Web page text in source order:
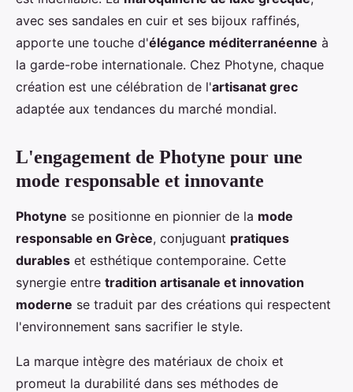
avec ses sandales en cuir et ses bijoux raffinés,
apporte une touche d'élégance méditerranéenne à
la garde-robe internationale. Chez Photyne, chaque
création est une célébration de l'artisanat grec
adaptée aux tendances du marché mondial.
L'engagement de Photyne pour une
mode responsable et innovante
Photyne se positionne en pionnier de la mode
responsable en Grèce, conjuguant pratiques
durables et esthétique contemporaine. Cette
synergie entre tradition artisanale et innovation
moderne se traduit par des créations qui respectent
l'environnement sans sacrifier le style.
La marque intègre des matériaux de choix et
promeut la durabilité dans ses méthodes de